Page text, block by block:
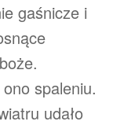
gaśnicze i
spaleniu.
udało